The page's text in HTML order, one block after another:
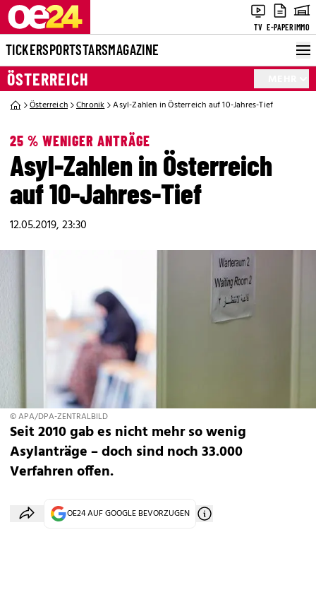
TV E-PAPERIMMO
TICKERSPORTSTARSMAGAZINE
ÖSTERREICH
Österreich Chronik Asyl-Zahlen in Österreich auf 10-Jahres-Tief
25 % WENIGER ANTRÄGE
Asyl-Zahlen in Österreich
auf 10-Jahres-Tief
12.05.2019, 23:30
© APA/DPA-ZENTRALBILD
Seit 2010 gab es nicht mehr so wenig
Asylanträge – doch sind noch 33.000
Verfahren offen.
OE24 AUF GOOGLE BEVORZUGEN